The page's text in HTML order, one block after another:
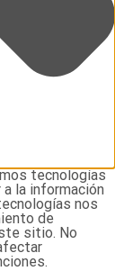
tecnologías
la información
nos
de
sitio. No